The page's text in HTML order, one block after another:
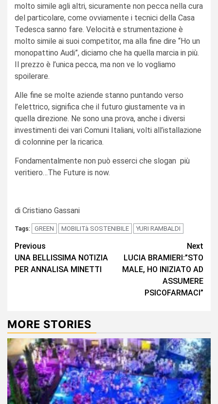
molto simile agli altri, sicuramente non pecca nella cura
del particolare, come ovviamente i tecnici della Casa
Tedesca sanno fare. Velocità e strumentazione è
molto simile ai suoi competitor, ma alla fine dire “Ho un
monopattino Audi”, diciamo che ha quella marcia in più.
Il prezzo è l’unica pecca, ma non ve lo vogliamo
spoilerare.
Alle fine se molte aziende stanno puntando verso
l’elettrico, significa che il futuro giustamente va in
quella direzione. Ne sono una prova, anche i diversi
investimenti dei vari Comuni Italiani, volti all’istallazione
di colonnine per la ricarica.
Fondamentalmente non può esserci che slogan più
veritiero…The Future is now.
di Cristiano Gassani
Tags: GREEN MOBILITà SOSTENIBILE YURI RAMBALDI
Continue
Reading
Previous
UNA BELLISSIMA NOTIZIA
PER ANNALISA MINETTI
Next
LUCIA BRAMIERI:”STO
MALE, HO INIZIATO AD
ASSUMERE
PSICOFARMACI”
MORE STORIES